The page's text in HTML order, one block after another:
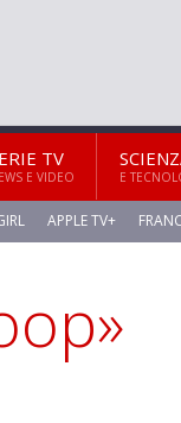
TV
E VIDEO E
APPLE TV+